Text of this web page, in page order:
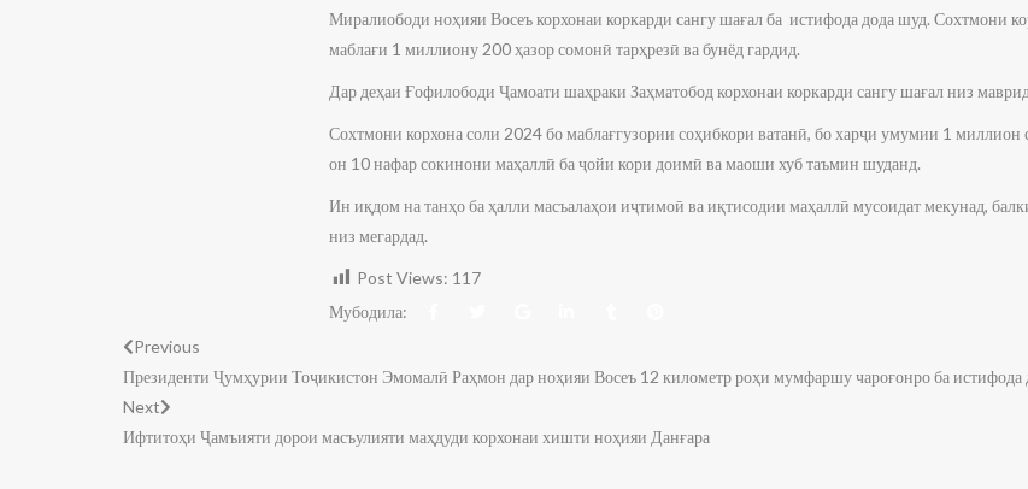
Миралиободи ноҳияи Восеъ корхонаи коркарди сангу шағал ба истифода дода шуд. Сохтмони
маблағи 1 миллиону 200 ҳазор сомонӣ тарҳрезӣ ва бунёд гардид.
Дар деҳаи Ғофилободи Ҷамоати шаҳраки Заҳматобод корхонаи коркарди сангу шағал низ
Сохтмони корхона соли 2024 бо маблағгузории соҳибкори ватанӣ, бо харҷи умумии 1 миллион
он 10 нафар сокинони маҳаллӣ ба ҷойи кори доимӣ ва маоши хуб таъмин шуданд.
Ин иқдом на танҳо ба ҳалли масъалаҳои иҷтимоӣ ва иқтисодии маҳаллӣ мусоидат мекунад,
низ мегардад.
Post Views: 117
Мубодила:
Previous
Президенти Ҷумҳурии Тоҷикистон Эмомалӣ Раҳмон дар ноҳияи Восеъ 12 километр роҳи мумфаршу чароғонро ба истифода
Next
Ифтитоҳи Ҷамъияти дорои масъулияти маҳдуди корхонаи хишти ноҳияи Данғара